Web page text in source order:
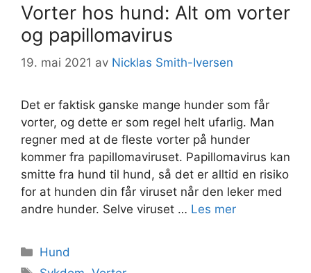
Vorter hos hund: Alt om vorter
og papillomavirus
19. mai 2021 av Nicklas Smith-Iversen
Det er faktisk ganske mange hunder som får
vorter, og dette er som regel helt ufarlig. Man
regner med at de fleste vorter på hunder
kommer fra papillomaviruset. Papillomavirus kan
smitte fra hund til hund, så det er alltid en risiko
for at hunden din får viruset når den leker med
andre hunder. Selve viruset … Les mer
Kategorier
Hund
Stikkord